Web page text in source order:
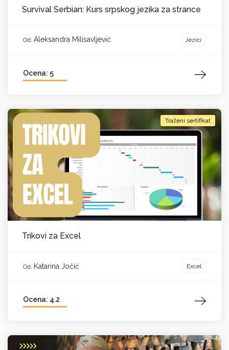
Survival Serbian: Kurs srpskog jezika za strance
Od: Aleksandra Milisavljević Jezici
Ocena: 5
Traženi sertifikat
Trikovi za Excel
Od: Katarina Jočić Excel
Ocena: 4.2